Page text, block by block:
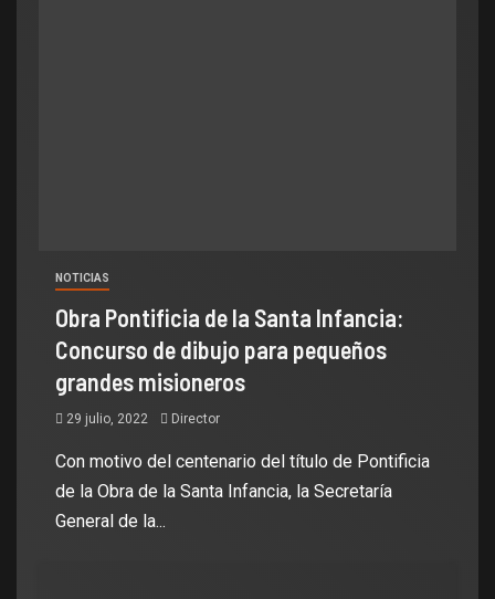
NOTICIAS
Obra Pontificia de la Santa Infancia:
Concurso de dibujo para pequeños
grandes misioneros
29 julio, 2022 Director
Con motivo del centenario del título de Pontificia
de la Obra de la Santa Infancia, la Secretaría
General de la...